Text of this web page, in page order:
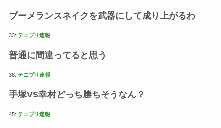
ブーメランスネイクを武器にして成り上がるわ
33: テニプリ速報
普通に間違ってると思う
38: テニプリ速報
手塚VS幸村どっち勝ちそうなん？
45: テニプリ速報